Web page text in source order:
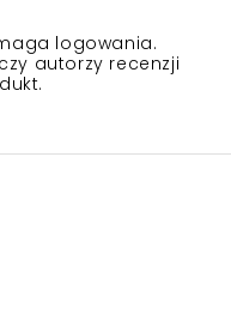
logowania.
autorzy recenzji